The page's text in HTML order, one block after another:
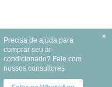
×
Precisa de ajuda para
comprar seu ar-
condicionado? Fale com
nossos consultores